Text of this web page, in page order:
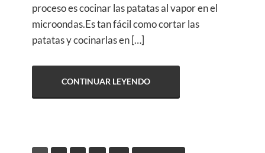
proceso es cocinar las patatas al vapor en el
microondas.Es tan fácil como cortar las
patatas y cocinarlas en […]
CONTINUAR LEYENDO